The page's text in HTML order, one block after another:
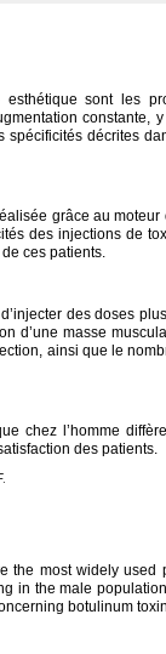
sont les
constante,
spécificités décrites
grâce au
des injections de
ces patients.
des doses
d’une masse
ainsi que le
chez l’homme
des patients.
the most widely
in the male
botulinum